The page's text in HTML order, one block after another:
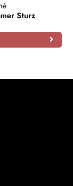
Sturz